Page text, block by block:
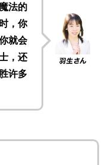
法的
，你
就会
，还
许多